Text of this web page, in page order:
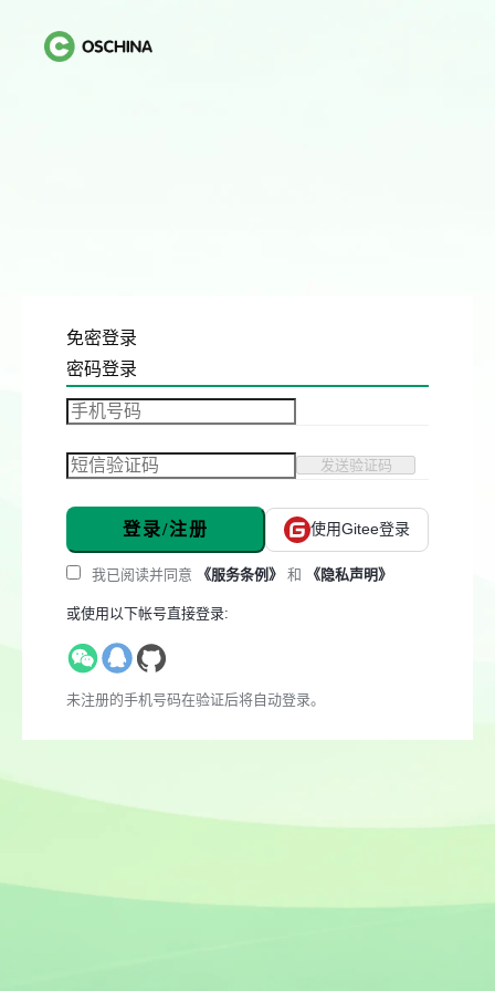
免密登录
密码登录
发送验证码
登录/注册 使用Gitee登录
我已阅读并同意 《服务条例》 和 《隐私声明》
或使用以下帐号直接登录:
未注册的手机号码在验证后将自动登录。